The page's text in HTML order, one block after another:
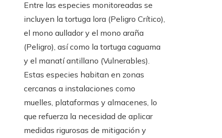
Entre las especies monitoreadas se
incluyen la tortuga lora (Peligro Crítico),
el mono aullador y el mono araña
(Peligro), así como la tortuga caguama
y el manatí antillano (Vulnerables).
Estas especies habitan en zonas
cercanas a instalaciones como
muelles, plataformas y almacenes, lo
que refuerza la necesidad de aplicar
medidas rigurosas de mitigación y